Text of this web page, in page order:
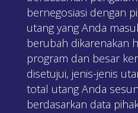
bernegosiasi dengan
utang yang Anda
berubah dikarenakan
program dan besar
disetujui, jenis-jenis
total utang Anda
berdasarkan data